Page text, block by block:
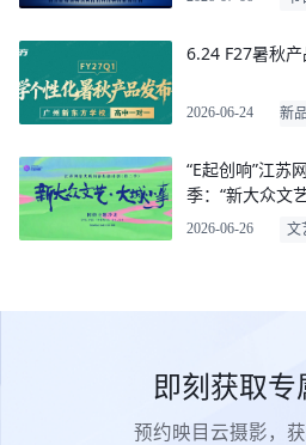
6.24 F27暑秋
2026-06-24 新
“E起创响”江苏
季：“新大众文
2026-06-26 文
即刻获取专
预约映目云摄影，